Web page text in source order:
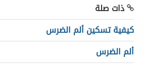
ذات صلة
كيفية تسكين ألم الضرس
ألم الضرس